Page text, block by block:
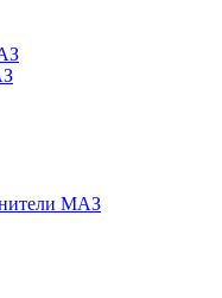
МАЗ